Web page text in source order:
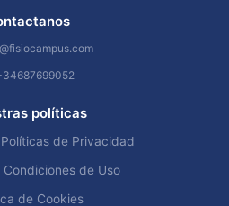
políticas
de Privacidad
Condiciones de Uso
de Cookies